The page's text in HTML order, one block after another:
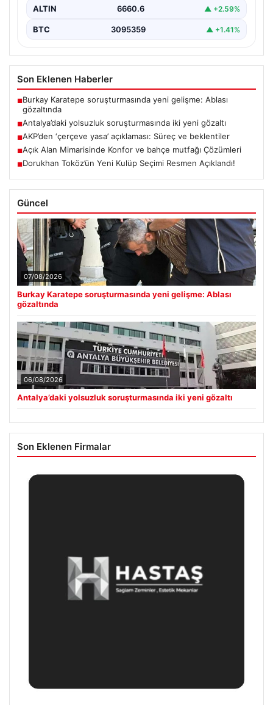
ALTIN 6660.6 ▲ +2.59%
BTC 3095359 ▲ +1.41%
Son Eklenen Haberler
■Burkay Karatepe soruşturmasında yeni gelişme: Ablası
gözaltında
■Antalya’daki yolsuzluk soruşturmasında iki yeni gözaltı
■AKP’den ‘çerçeve yasa’ açıklaması: Süreç ve beklentiler
■Açık Alan Mimarisinde Konfor ve bahçe mutfağı Çözümleri
■Dorukhan Toköz’ün Yeni Kulüp Seçimi Resmen Açıklandı!
Güncel
07/08/2026
Burkay Karatepe soruşturmasında yeni gelişme: Ablası
gözaltında
06/08/2026
Antalya’daki yolsuzluk soruşturmasında iki yeni gözaltı
Son Eklenen Firmalar